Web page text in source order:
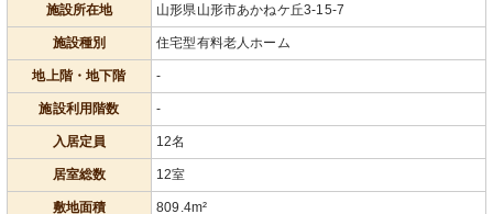
施設所在地 山形県山形市あかねケ丘3-15-7
施設種別 住宅型有料老人ホーム
地上階・地下階 -
施設利用階数 -
入居定員 12名
居室総数 12室
敷地面積 809.4m²